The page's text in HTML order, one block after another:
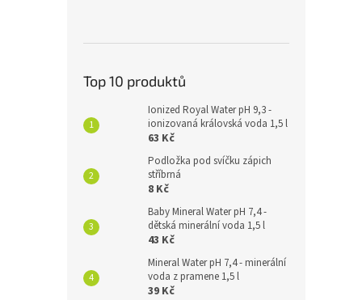
Top 10 produktů
Ionized Royal Water pH 9,3 -
ionizovaná královská voda 1,5 l
63 Kč
Podložka pod svíčku zápich
stříbrná
8 Kč
Baby Mineral Water pH 7,4 -
dětská minerální voda 1,5 l
43 Kč
Mineral Water pH 7,4 - minerální
voda z pramene 1,5 l
39 Kč